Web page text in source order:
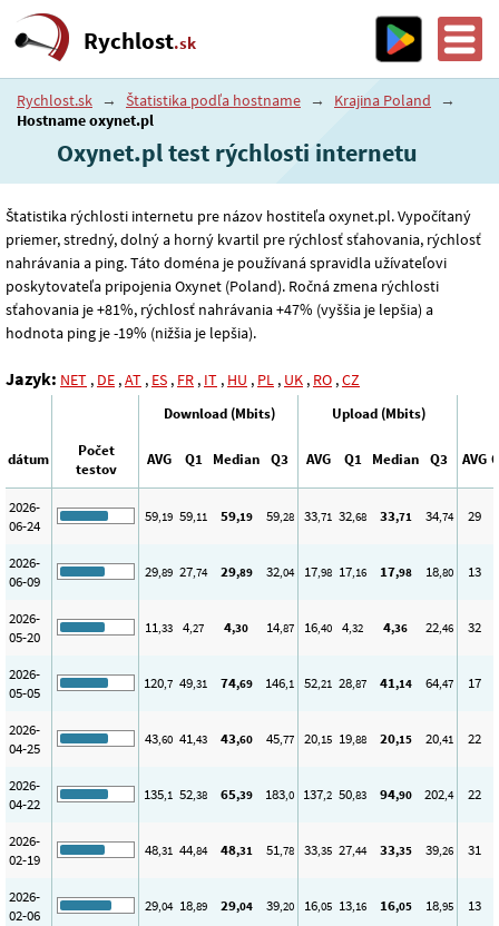
Rychlost.sk
Rychlost.sk → Štatistika podľa hostname → Krajina Poland
→
Hostname oxynet.pl
Oxynet.pl test rýchlosti internetu
Štatistika rýchlosti internetu pre názov hostiteľa oxynet.pl. Vypočítaný
priemer, stredný, dolný a horný kvartil pre rýchlosť sťahovania, rýchlosť
nahrávania a ping. Táto doména je používaná spravidla užívateľovi
poskytovateľa pripojenia Oxynet (Poland). Ročná zmena rýchlosti
sťahovania je +81%, rýchlosť nahrávania +47% (vyššia je lepšia) a
hodnota ping je -19% (nižšia je lepšia).
Jazyk: NET , DE ,AT , ES , FR , IT , HU , PL , UK , RO ,CZ
Download (Mbits) Upload (Mbits)
dátum
Počet
testov
AVG Q1 Median Q3 AVG Q1 Median Q3 AVG
2026-
06-24
59,19 59,11 59,19 59,28 33,71 32,68 33,71 34,74 29
2026-
06-09
29,89 27,74 29,89 32,04 17,98 17,16 17,98 18,80 13
2026-
05-20
11,33 4,27 4,30 14,87 16,40 4,32 4,36 22,46 32
2026-
05-05
120,7 49,31 74,69 146,1 52,21 28,87 41,14 64,47 17
2026-
04-25
43,60 41,43 43,60 45,77 20,15 19,88 20,15 20,41 22
2026-
04-22
135,1 52,38 65,39 183,0 137,2 50,83 94,90 202,4 22
2026-
02-19
48,31 44,84 48,31 51,78 33,35 27,44 33,35 39,26 31
2026-
02-06
29,04 18,89 29,04 39,20 16,05 13,16 16,05 18,95 13